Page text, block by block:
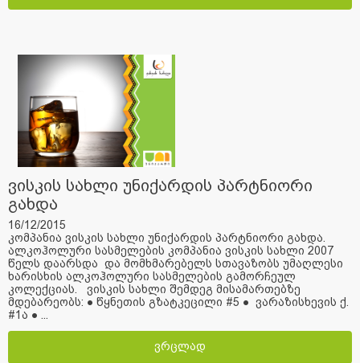
ვისკის სახლი უნიქარდის პარტნიორი
გახდა
16/12/2015
კომპანია ვისკის სახლი უნიქარდის პარტნიორი გახდა.
ალკოჰოლური სასმელების კომპანია ვისკის სახლი 2007
წელს დაარსდა და მომხმარებელს სთავაზობს უმაღლესი
ხარისხის ალკოჰოლური სასმელების გამორჩეულ
კოლექციას. ვისკის სახლი შემდეგ მისამართებზე
მდებარეობს: ● წყნეთის გზატკეცილი #5 ● ვარაზისხევის ქ.
#1ა ● ...
ვრცლად